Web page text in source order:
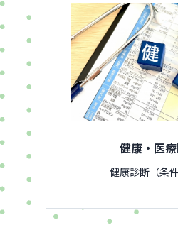
健康・医
健康診断（条件